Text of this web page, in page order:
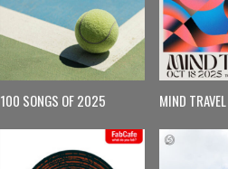
100 SONGS OF 2025 MIND TRAVEL